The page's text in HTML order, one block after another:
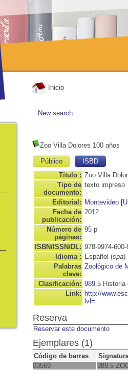
Inicio
New search
Zoo Villa Dolores 100 años
Público
ISBD
Título : Zoo Villa
Tipo de
documento:
texto impreso
Editorial: Montevideo
Fecha de
publicación:
2012
Número de
páginas:
95 p
ISBN/ISSN/DL: 978-9974-600-
Idioma : Español (spa)
Palabras
clave:
Zoológico de
Clasificación: 989.5 Historia
Link: http://
lvl=
Reserva
Reservar este documento
Ejemplares (1)
Código de barras
03569
989.5